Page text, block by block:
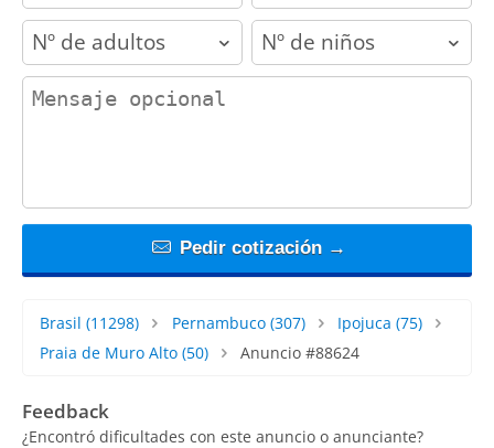
adults children
contact_message
Pedir cotización →
Brasil (11298) Pernambuco(307) Ipojuca (75)
Praia de Muro Alto (50) Anuncio #88624
Feedback
¿Encontró dificultades con este anuncio o anunciante?